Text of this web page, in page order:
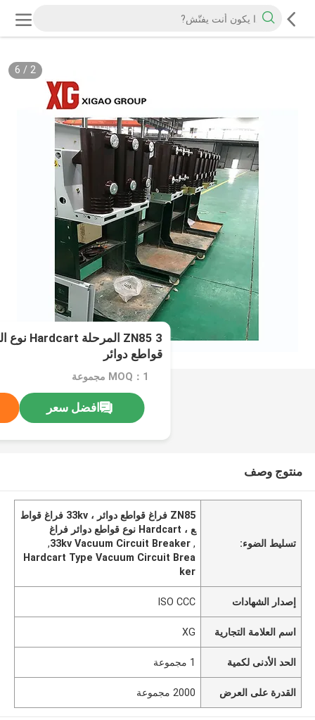
2
/
6
قواطع دوائر
MOQ：1 مجموعة
افضل سعر
منتوج وصف
تسليط الضوء:
ZN85 فراغ قواطع دوائر ، 33kv فراغ قواط
ع ، Hardcart نوع قواطع دوائر فراغ
,
33kv Vacuum Circuit Breaker
,
Hardcart Type Vacuum Circuit Brea
ker
إصدار الشهادات ISO CCC
اسم العلامة التجارية XG
الحد الأدنى لكمية 1 مجموعة
القدرة على العرض 2000 مجموعة